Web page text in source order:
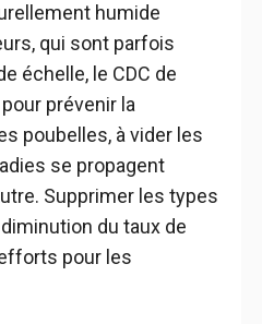
humide
qui sont parfois
échelle, le CDC de
prévenir la
poubelles, à vider les
se propagent
Supprimer les types
du taux de
pour les